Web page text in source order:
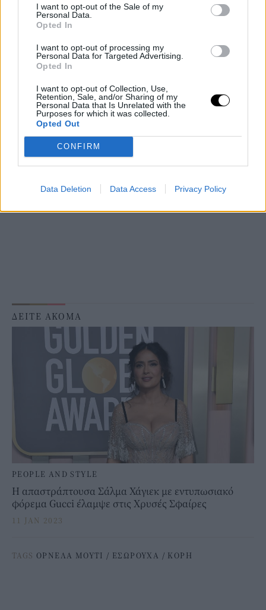
I want to opt-out of the Sale of my
Personal Data.
Opted In
I want to opt-out of processing my
Personal Data for Targeted Advertising.
Opted In
I want to opt-out of Collection, Use,
Retention, Sale, and/or Sharing of my
Personal Data that Is Unrelated with the
Purposes for which it was collected.
Opted Out
CONFIRM
Data Deletion Data Access Privacy Policy
ΔΕΙΤΕ ΑΚΟΜΑ
PEOPLE AND STYLE
Η απαστράπτουσα Σάλμα Χάγιεκ με εντυπωσιακό
φόρεμα Gucci έλαμψε στις Χρυσές Σφαίρες
11 JAN 2023
TAGS ΟΡΝΕΛΑ ΜΟΥΤΙ / ΕΣΩΡΟΥΧΑ / ΚΟΡΗ